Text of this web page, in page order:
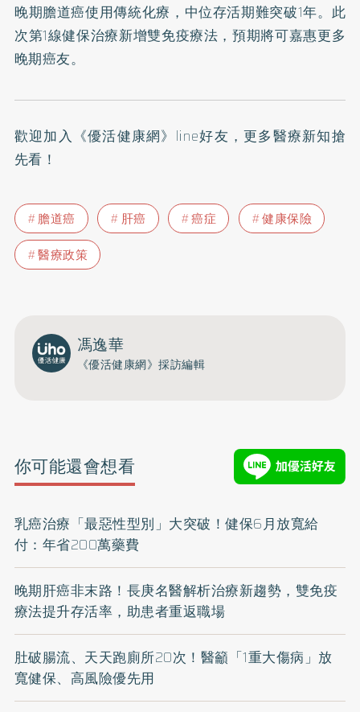
晚期膽道癌使用傳統化療，中位存活期難突破1年。此
次第1線健保治療新增雙免疫療法，預期將可嘉惠更多
晚期癌友。
歡迎加入 《優活健康網》line好友 ，更多醫療新知搶
先看！
膽道癌 肝癌 癌症
健康保險
醫療政策
馮逸華
《優活健康網》採訪編輯
你可能還會想看
乳癌治療「最惡性型別」大突破！健保6月放寬給
付：年省200萬藥費
晚期肝癌非末路！長庚名醫解析治療新趨勢，雙免疫
療法提升存活率，助患者重返職場
肚破腸流、天天跑廁所20次！醫籲「1重大傷病」放
寬健保、高風險優先用